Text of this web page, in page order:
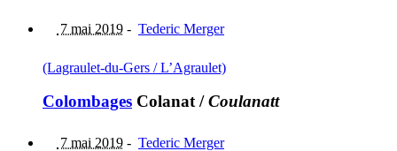
7 mai 2019 - Tederic Merger
(Lagraulet-du-Gers / L’Agraulet)
Colombages Colanat/Coulanatt
7 mai 2019 - Tederic Merger